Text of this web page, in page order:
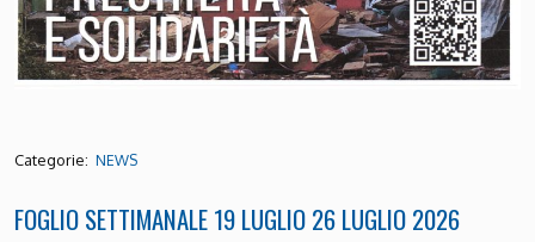
Categorie: NEWS
FOGLIO SETTIMANALE 19 LUGLIO 26 LUGLIO 2026